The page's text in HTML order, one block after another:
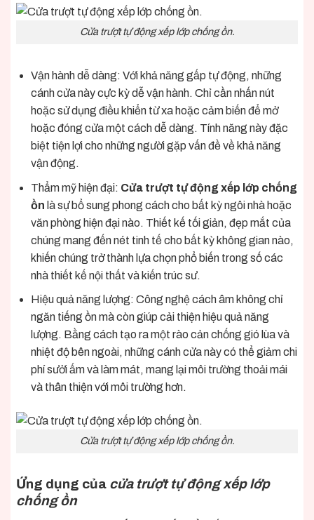
Cửa trượt tự động xếp lớp chống ồn.
Vận hành dễ dàng: Với khả năng gấp tự động, những
cánh cửa này cực kỳ dễ vận hành. Chỉ cần nhấn nút
hoặc sử dụng điều khiển từ xa hoặc cảm biến để mở
hoặc đóng cửa một cách dễ dàng. Tính năng này đặc
biệt tiện lợi cho những người gặp vấn đề về khả năng
vận động.
Thẩm mỹ hiện đại: Cửa trượt tự động xếp lớp chống
ồn là sự bổ sung phong cách cho bất kỳ ngôi nhà hoặc
văn phòng hiện đại nào. Thiết kế tối giản, đẹp mắt của
chúng mang đến nét tinh tế cho bất kỳ không gian nào,
khiến chúng trở thành lựa chọn phổ biến trong số các
nhà thiết kế nội thất và kiến ​​trúc sư.
Hiệu quả năng lượng: Công nghệ cách âm không chỉ
ngăn tiếng ồn mà còn giúp cải thiện hiệu quả năng
lượng. Bằng cách tạo ra một rào cản chống gió lùa và
nhiệt độ bên ngoài, những cánh cửa này có thể giảm chi
phí sưởi ấm và làm mát, mang lại môi trường thoải mái
và thân thiện với môi trường hơn.
Cửa trượt tự động xếp lớp chống ồn.
Ứng dụng của cửa trượt tự động xếp lớp
chống ồn